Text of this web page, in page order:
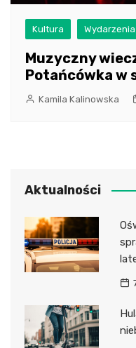
Kultura Wydarzenia
Muzyczny
Potańcówka w
Kamila Kalinowska
Aktualności